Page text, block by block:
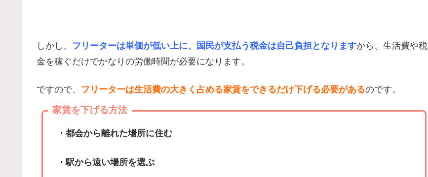
しかし、 フリーターは単価が低い上に、国民が支払う税金は自己負担となりますから、生活費や税
金を稼ぐだけでかなりの労働時間が必要になります。
ですので、 フリーターは生活費の大きく占める家賃をできるだけ下げる必要があるのです。
家賃を下げる方法
・都会から離れた場所に住む
・駅から遠い場所を選ぶ